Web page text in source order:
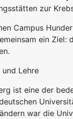
zur
Campus
ein
Lehre
ist eine der
war die